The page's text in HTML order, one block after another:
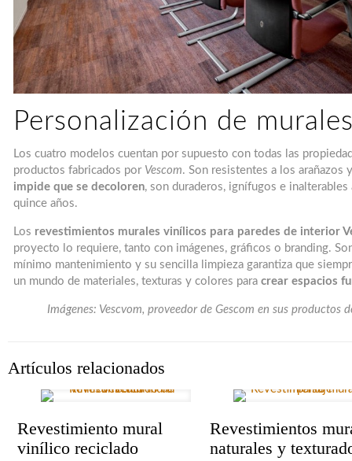
Personalización de
Los cuatro modelos cuentan por supuesto con todas las
productos fabricados por Vescom. Son resistentes a los arañazos
impide que se decoloren, son duraderos, ignífugos e
quince años.
Los revestimientos murales vinílicos para paredes de interior
proyecto lo requiere, tanto con imágenes, gráficos o branding.
mínimo mantenimiento y su sencilla limpieza garantiza que
un mundo de materiales, texturas y colores paracrear espacios
Imágenes: Vescvom, proveedor de Gescom en sus
Artículos relacionados
Revestimiento mural
vinílico reciclado
Revestimientos
naturales y